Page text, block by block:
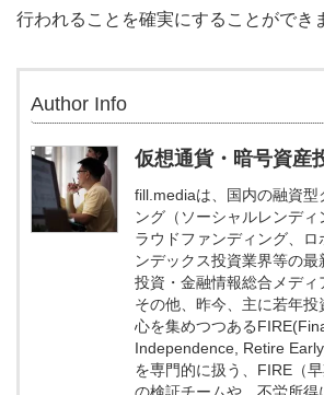
行われることを確実にすることができ
Author Info
仮想通貨・暗号資産
fill.mediaは、国内の融資型
ング（ソーシャルレンデ
ラウドファンディング、ロ
ンデックス投資業界等の最
投資・金融情報総合メディ
その他、昨今、主に若年
心を集めつつある
Independence, Retire
を専門的に扱う、FIRE（